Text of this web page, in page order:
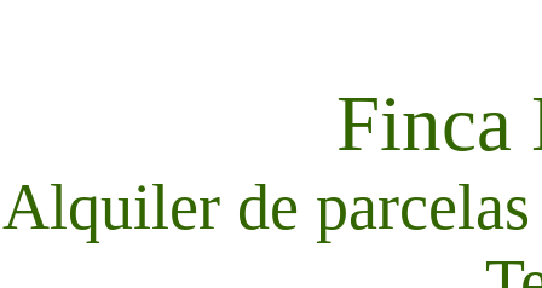
Finca
Alquiler de